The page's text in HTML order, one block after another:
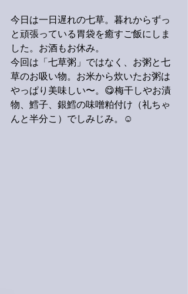
今日は一日遅れの七草。暮れからずっ
と頑張っている胃袋を癒すご飯にしま
した。お酒もお休み。
今回は「七草粥」ではなく、お粥と七
草のお吸い物。お米から炊いたお粥は
やっぱり美味しい〜。😋梅干しやお漬
物、鱈子、銀鱈の味噌粕付け（礼ちゃ
んと半分こ）でしみじみ。☺️